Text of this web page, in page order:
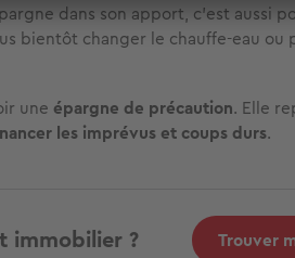
dans son apport, c’est aussi
bientôt changer le chauffe-eau ou
une épargne de précaution. Elle
les imprévus et coups durs.
immobilier ? Trouver